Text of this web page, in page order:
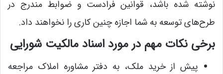
نوشته شده باشد، قوانین فرادست و ضوابط مندرج در
طرح‌های توسعه به شما اجازه چنین کاری را نخواهند داد.
برخی نکات مهم در مورد اسناد مالکیت شورایی
پیش از خرید ملک، به دفتر مشاوره املاک مراجعه